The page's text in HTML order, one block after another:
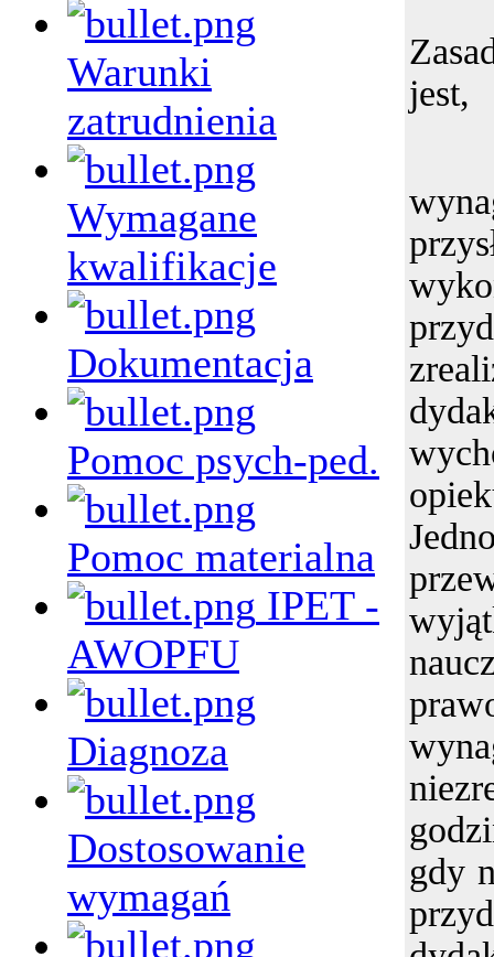
Warunki
zatrudnienia
Wymagane
kwalifikacje
Dokumentacja
Pomoc psych-ped.
Pomoc materialna
IPET -
AWOPFU
Diagnoza
Dostosowanie
wymagań
gdy